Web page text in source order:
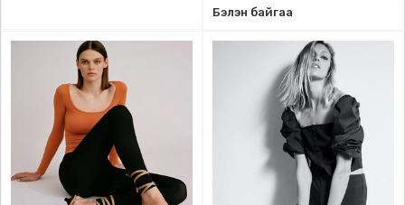
Бэлэн байгаа